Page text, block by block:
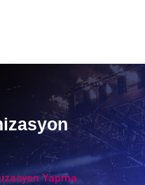
Yapma